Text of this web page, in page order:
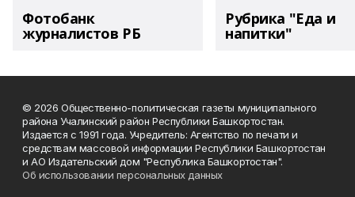
Фотобанк
журналистов РБ
Рубрика "Еда и
напитки"
© 2026 Общественно-политическая газеты муниципального
района Учалинский район Республики Башкортостан.
Издается с 1991 года. Учредитель: Агентство по печати и
средствам массовой информации Республики Башкортостан
и АО Издательский дом "Республика Башкортостан".
Об использовании персональных данных